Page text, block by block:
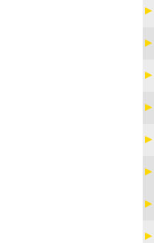
►
►
►
►
►
►
►
►